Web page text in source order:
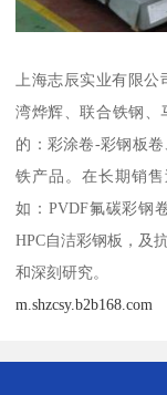
上海志辰实业有限
湾烨辉、联合铁钢、
的：彩涂卷-彩钢板
铁产品。在长期销
如：PVDF氟碳彩钢
HPC自洁彩钢板，及
和深刻研究。
m.shzcsy.b2b168.com